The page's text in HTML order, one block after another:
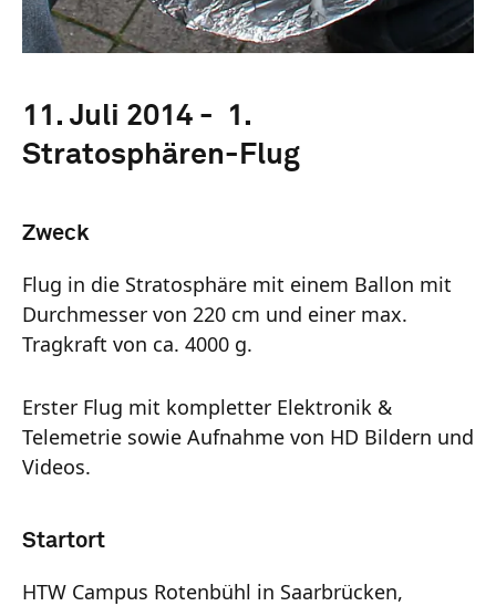
11. Juli 2014 - 1.
Stratosphären-Flug
Zweck
Flug in die Stratosphäre mit einem Ballon mit
Durchmesser von 220 cm und einer max.
Tragkraft von ca. 4000 g.
Erster Flug mit kompletter Elektronik &
Telemetrie sowie Aufnahme von HD Bildern und
Videos.
Startort
HTW Campus Rotenbühl in Saarbrücken,